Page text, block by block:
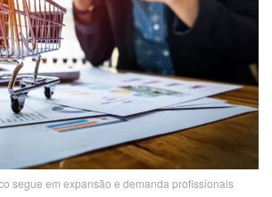
segue em expansão e demanda profissionais